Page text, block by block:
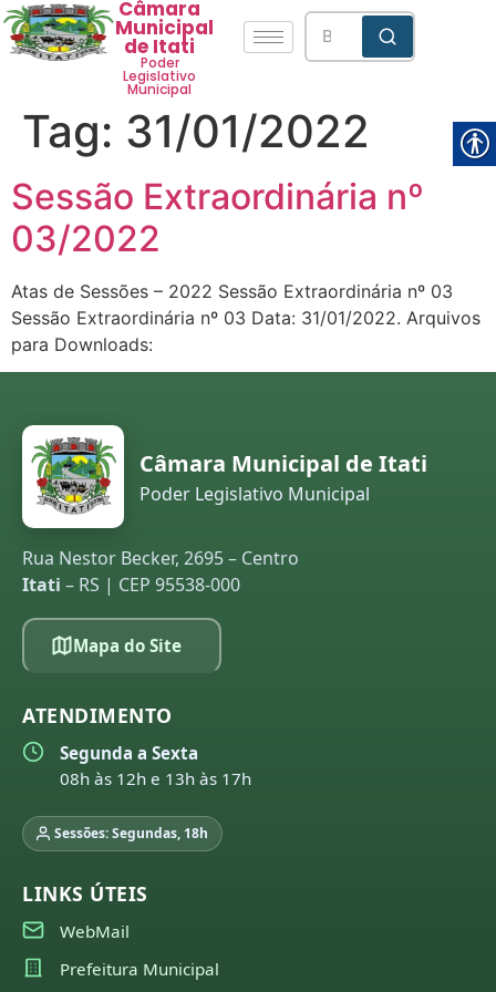
Câmara
Municipal
de Itati
Poder
Legislativo
Municipal
Tag: 31/01/2022
Sessão Extraordinária nº
03/2022
Atas de Sessões – 2022 Sessão Extraordinária nº 03
Sessão Extraordinária nº 03 Data: 31/01/2022. Arquivos
para Downloads:
Câmara Municipal de Itati
Poder Legislativo Municipal
Rua Nestor Becker, 2695 – Centro
Itati – RS | CEP 95538-000
Mapa do Site
ATENDIMENTO
Segunda a Sexta
08h às 12h e 13h às 17h
Sessões: Segundas, 18h
LINKS ÚTEIS
WebMail
Prefeitura Municipal